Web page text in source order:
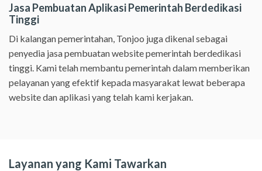
Jasa Pembuatan Aplikasi Pemerintah Berdedikasi
Tinggi
Di kalangan pemerintahan, Tonjoo juga dikenal sebagai
penyedia jasa pembuatan website pemerintah berdedikasi
tinggi. Kami telah membantu pemerintah dalam memberikan
pelayanan yang efektif kepada masyarakat lewat beberapa
website dan aplikasi yang telah kami kerjakan.
Layanan yang Kami Tawarkan